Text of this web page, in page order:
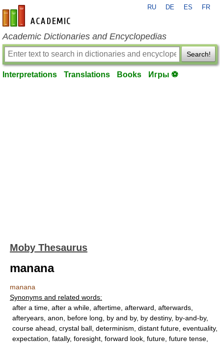
en-academic.com
RU DE ES FR
Academic Dictionaries and Encyclopedias
Search!
Interpretations Translations Books Игры ⚽
Moby Thesaurus
manana
manana
Synonyms and related words:
after a time, after a while, aftertime, afterward, afterwards,
afteryears, anon, before long, by and by, by destiny, by-and-by,
course ahead, crystal ball, determinism, distant future, eventuality,
expectation, fatally, foresight, forward look, future, future tense,